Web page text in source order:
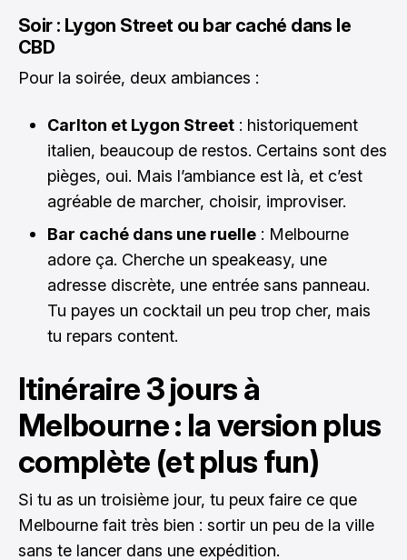
Soir : Lygon Street ou bar caché dans le
CBD
Pour la soirée, deux ambiances :
Carlton et Lygon Street : historiquement
italien, beaucoup de restos. Certains sont des
pièges, oui. Mais l’ambiance est là, et c’est
agréable de marcher, choisir, improviser.
Bar caché dans une ruelle : Melbourne
adore ça. Cherche un speakeasy, une
adresse discrète, une entrée sans panneau.
Tu payes un cocktail un peu trop cher, mais
tu repars content.
Itinéraire 3 jours à
Melbourne : la version plus
complète (et plus fun)
Si tu as un troisième jour, tu peux faire ce que
Melbourne fait très bien : sortir un peu de la ville
sans te lancer dans une expédition.